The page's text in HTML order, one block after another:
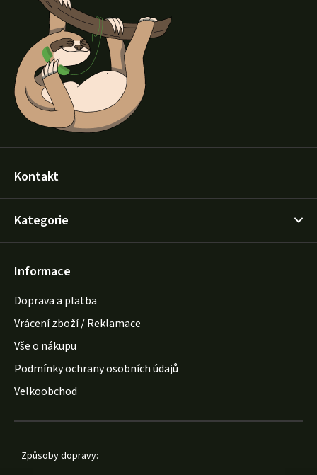
Kontakt
Kategorie
Informace
Doprava a platba
Vrácení zboží / Reklamace
Vše o nákupu
Podmínky ochrany osobních údajů
Velkoobchod
Způsoby dopravy: